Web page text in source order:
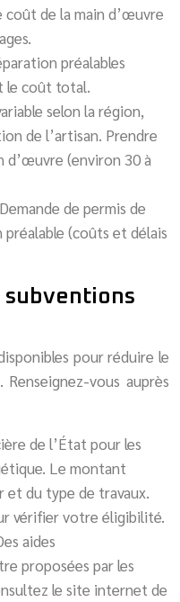
de la main d’œuvre
préalables
le coût total.
selon la région,
de l’artisan. Prendre
d’œuvre (environ 30 à
Demande de permis de
(coûts et délais
pour réduire le
vous auprès
de l’État pour les
Le montant
et du type de travaux.
vérifier votre éligibilité.
aides
proposées par les
le site internet de